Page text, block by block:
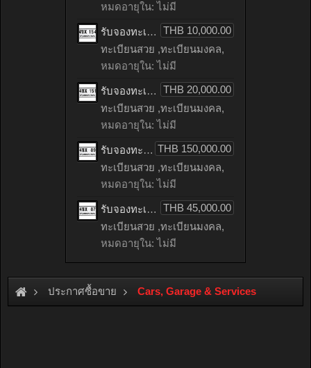
หมดอายุใน: ไม่มี
THB 10,000.00
รับจองทะเบียนรถเลข 154 หมวดใหม่จากกรมขนส่ง จองทะเบียน 154
ทะเบียนสวย ,ทะเบียนมงคล,
หมดอายุใน: ไม่มี
THB 20,000.00
รับจองทะเบียนรถเลข 151 หมวดใหม่จากกรมขนส่ง จองทะเบียน 151
ทะเบียนสวย ,ทะเบียนมงคล,
หมดอายุใน: ไม่มี
THB 150,000.00
รับจองทะเบียนรถเลข 89 หมวดใหม่จากกรมขนส่ง จองทะเบียน 89
ทะเบียนสวย ,ทะเบียนมงคล,
หมดอายุใน: ไม่มี
THB 45,000.00
รับจองทะเบียนรถเลข 87 หมวดใหม่จากกรมขนส่ง จองทะเบียน 87
ทะเบียนสวย ,ทะเบียนมงคล,
หมดอายุใน: ไม่มี
ประกาศซื้อขาย Cars, Garage & Services